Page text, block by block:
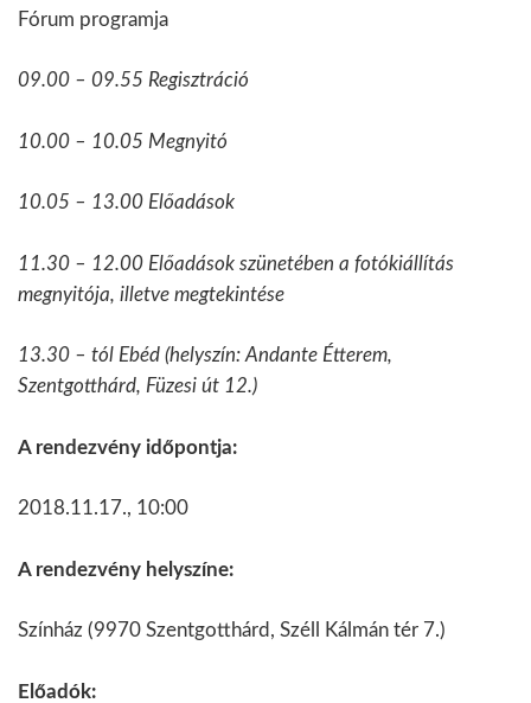
Fórum programja
09.00 – 09.55 Regisztráció
10.00 – 10.05 Megnyitó
10.05 – 13.00 Előadások
11.30 – 12.00 Előadások szünetében a fotókiállítás
megnyitója, illetve megtekintése
13.30 – tól Ebéd (helyszín: Andante Étterem,
Szentgotthárd, Füzesi út 12.)
A rendezvény időpontja:
2018.11.17., 10:00
A rendezvény helyszíne:
Színház (9970 Szentgotthárd, Széll Kálmán tér 7.)
Előadók: